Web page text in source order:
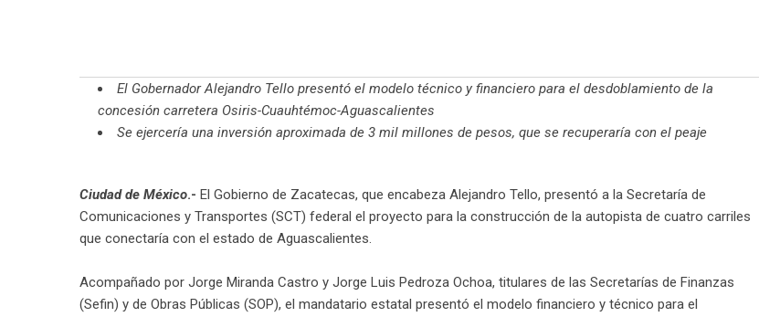
El Gobernador Alejandro Tello presentó el modelo técnico y financiero para el desdoblamiento de la
concesión carretera Osiris-Cuauhtémoc-Aguascalientes
Se ejercería una inversión aproximada de 3 mil millones de pesos, que se recuperaría con el peaje
Ciudad de México.- El Gobierno de Zacatecas, que encabeza Alejandro Tello, presentó a la Secretaría de
Comunicaciones y Transportes (SCT) federal el proyecto para la construcción de la autopista de cuatro carriles
que conectaría con el estado de Aguascalientes.
Acompañado por Jorge Miranda Castro y Jorge Luis Pedroza Ochoa, titulares de las Secretarías de Finanzas
(Sefin) y de Obras Públicas (SOP), el mandatario estatal presentó el modelo financiero y técnico para el